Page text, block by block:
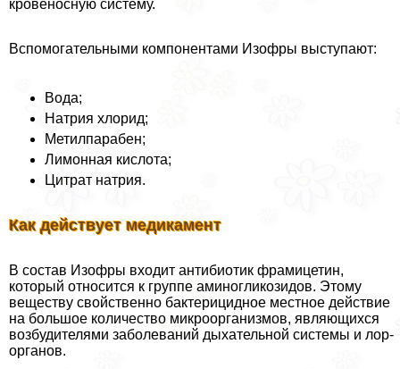
кровеносную систему.
Вспомогательными компонентами Изофры выступают:
Вода;
Натрия хлорид;
Метилпарабен;
Лимонная кислота;
Цитрат натрия.
Как действует медикамент
В состав Изофры входит антибиотик фрамицетин,
который относится к группе аминогликозидов. Этому
веществу свойственно бактерицидное местное действие
на большое количество микроорганизмов, являющихся
возбудителями заболеваний дыхательной системы и лор-
органов.